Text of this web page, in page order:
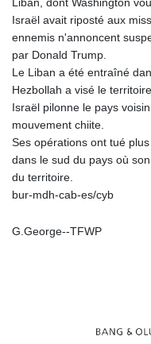
Liban, dont Washington
Israël avait riposté aux
ennemis n'annoncent
par Donald Trump.
Le Liban a été entraîné
Hezbollah a visé le
Israël pilonne le pays
mouvement chiite.
Ses opérations ont tué
dans le sud du pays où
du territoire.
bur-mdh-cab-es/cyb
G.George--TFWP